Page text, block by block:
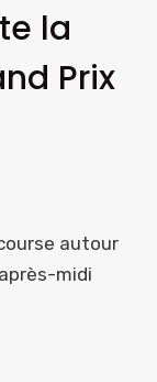
la
Prix
autour
midi